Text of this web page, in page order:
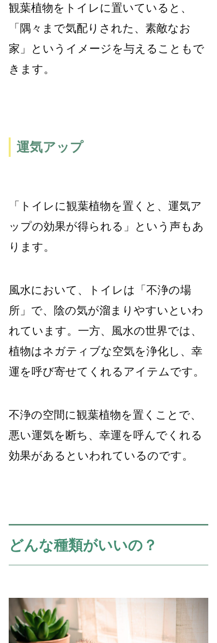
観葉植物をトイレに置いていると、
「隅々まで気配りされた、素敵なお
家」というイメージを与えることもで
きます。
運気アップ
「トイレに観葉植物を置くと、運気ア
ップの効果が得られる」という声もあ
ります。
風水において、トイレは「不浄の場
所」で、陰の気が溜まりやすいといわ
れています。一方、風水の世界では、
植物はネガティブな空気を浄化し、幸
運を呼び寄せてくれるアイテムです。
不浄の空間に観葉植物を置くことで、
悪い運気を断ち、幸運を呼んでくれる
効果があるといわれているのです。
どんな種類がいいの？